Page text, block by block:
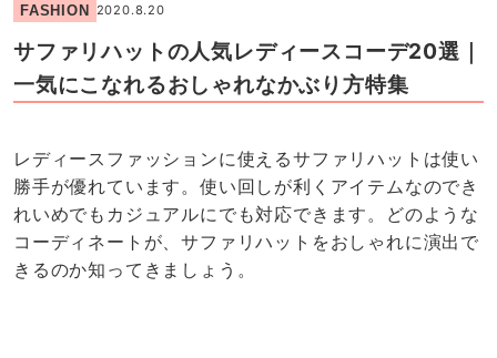
FASHION 2020.8.20
サファリハットの人気レディースコーデ20選｜
一気にこなれるおしゃれなかぶり方特集
レディースファッションに使えるサファリハットは使い
勝手が優れています。使い回しが利くアイテムなのでき
れいめでもカジュアルにでも対応できます。どのような
コーディネートが、サファリハットをおしゃれに演出で
きるのか知ってきましょう。